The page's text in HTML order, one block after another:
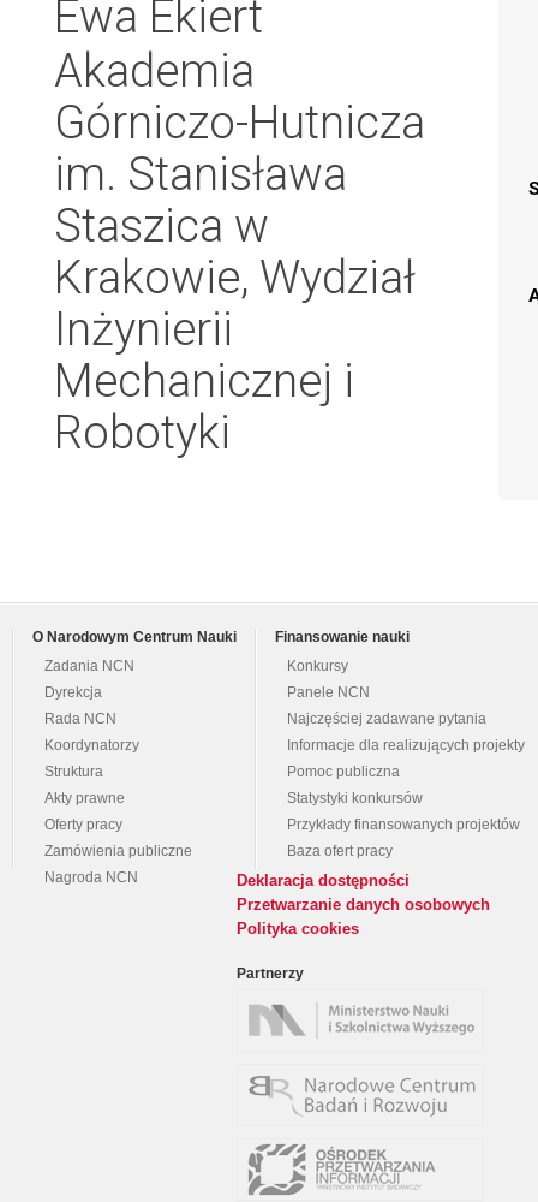
Ewa Ekiert
Akademia
Górniczo-Hutnicza
im. Stanisława
Staszica w
Krakowie, Wydział
Inżynierii
Mechanicznej i
Robotyki
O Narodowym Centrum Nauki
Zadania NCN
Dyrekcja
Rada NCN
Koordynatorzy
Struktura
Akty prawne
Oferty pracy
Zamówienia publiczne
Nagroda NCN
Finansowanie nauki
Konkursy
Panele NCN
Najczęściej zadawane pytania
Informacje dla realizujących projekty
Pomoc publiczna
Statystyki konkursów
Przykłady finansowanych projektów
Baza ofert pracy
Deklaracja dostępności
Przetwarzanie danych osobowych
Polityka cookies
Partnerzy